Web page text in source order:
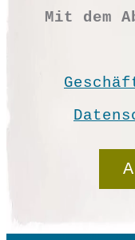
XXL
"Stil"
Airblue
Mit dem